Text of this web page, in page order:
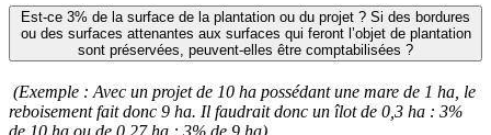
Est-ce 3% de la surface de la plantation ou du projet ? Si des bordures
ou des surfaces attenantes aux surfaces qui feront l’objet de plantation
sont préservées, peuvent-elles être comptabilisées ?
(Exemple : Avec un projet de 10 ha possédant une mare de 1 ha, le
reboisement fait donc 9 ha. Il faudrait donc un îlot de 0,3 ha : 3%
de 10 ha ou de 0,27 ha : 3% de 9 ha)